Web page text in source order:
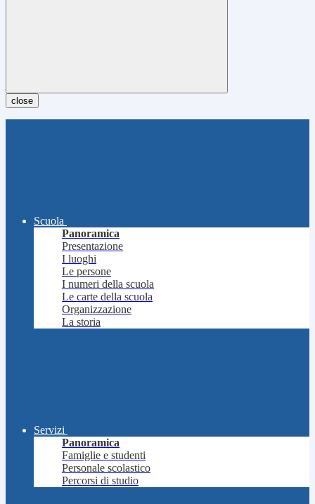
close
Scuola
Panoramica
Presentazione
I luoghi
Le persone
I numeri della scuola
Le carte della scuola
Organizzazione
La storia
Servizi
Panoramica
Famiglie e studenti
Personale scolastico
Percorsi di studio